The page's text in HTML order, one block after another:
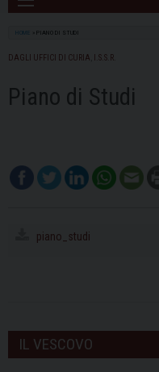
HOME PIANO DI STUDI
DAGLI UFFICI DI CURIA I.S.S.R.
Piano di Studi
piano_studi
IL VESCOVO